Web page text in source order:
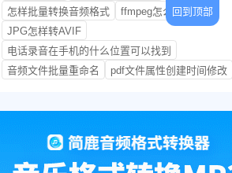
怎样批量转换音频格式
ffmpeg怎么压缩视频
JPG怎样转AVIF
电话录音在手机的什么位置可以找到
音频文件批量重命名
pdf文件属性创建时间修改
回到顶部